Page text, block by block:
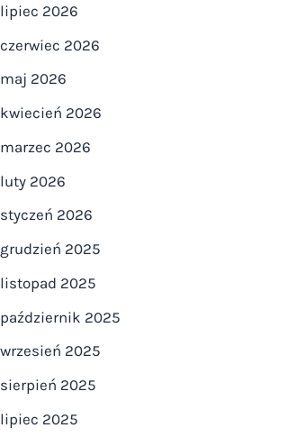
lipiec 2026
czerwiec 2026
maj 2026
kwiecień 2026
marzec 2026
luty 2026
styczeń 2026
grudzień 2025
listopad 2025
październik 2025
wrzesień 2025
sierpień 2025
lipiec 2025